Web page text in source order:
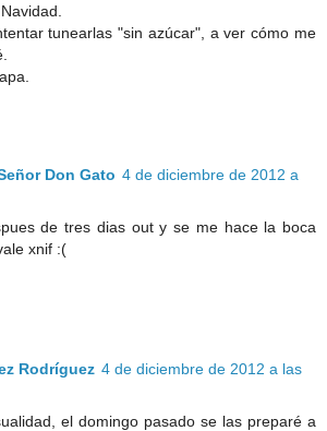
tunearlas "sin azúcar", a ver cómo me
Don Gato 4 de diciembre de 2012 a
de tres dias out y se me hace la boca
xnif :(
Rodríguez 4 de diciembre de 2012 a las
el domingo pasado se las preparé a